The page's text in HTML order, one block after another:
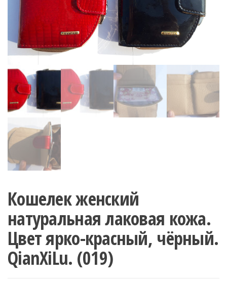
Кошелек женский
натуральная лаковая кожа.
Цвет ярко-красный, чёрный.
QianXiLu. (019)